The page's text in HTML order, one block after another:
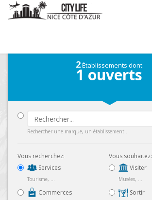
2Établissements dont
1 ouverts
Rechercher une marque, un établissement...
Vous recherchez:
Services
Tourisme, ...
Commerces
Vous souhaitez:
Visiter
Musées, ...
Sortir